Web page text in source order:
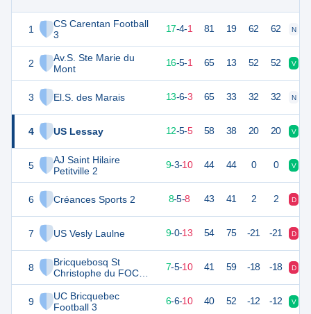
1
CS Carentan Football
3
2
Av.S. Ste Marie du
Mont
3 El.S. des Marais
4 US Lessay
5
AJ Saint Hilaire
Petitville 2
6 Créances Sports 2
7 US Vesly Laulne
8
Bricquebosq St
Christophe du FOC
Grosville Sports
9
UC Bricquebec
Football 3
55 22 17-4-1 81 19 62 62 N
53 16-5-1 65 13 52 52 V
45 13-6-3 65 33 32 32 N
12-5-5 58 38 20 20 V
9-3-10 44 44 0 0 V
28 8-5-8 43 41 2 2 D
27 9-0-13 54 75 -21 -21 D
26 7-5-10 41 59 -18 -18 D
6-6-10 40 52 -12 -12 V